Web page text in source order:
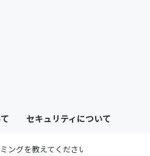
セキュリティについて
グを教えてください。